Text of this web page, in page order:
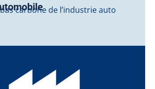
carbone de l’industrie auto